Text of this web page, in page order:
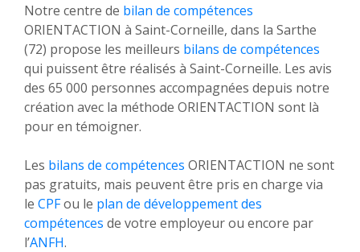
Notre centre de bilan de compétences
ORIENTACTION à Saint-Corneille, dans la Sarthe
(72) propose les meilleurs bilans de compétences
qui puissent être réalisés à Saint-Corneille. Les avis
des 65 000 personnes accompagnées depuis notre
création avec la méthode ORIENTACTION sont là
pour en témoigner.
Les bilans de compétences ORIENTACTION ne sont
pas gratuits, mais peuvent être pris en charge via
le CPFou le plan de développement des
compétences de votre employeur ou encore par
l’ANFH.